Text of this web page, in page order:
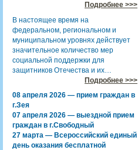
Подробнее >>>
В настоящее время на
федеральном, региональном и
муниципальном уровнях действует
значительное количество мер
социальной поддержки для
защитников Отечества и их…
Подробнее >>>
08 апреля 2026 — прием граждан в
г.Зея
07 апреля 2026 — выездной прием
граждан в г.Свободный
27 марта — Всероссийский единый
день оказания бесплатной